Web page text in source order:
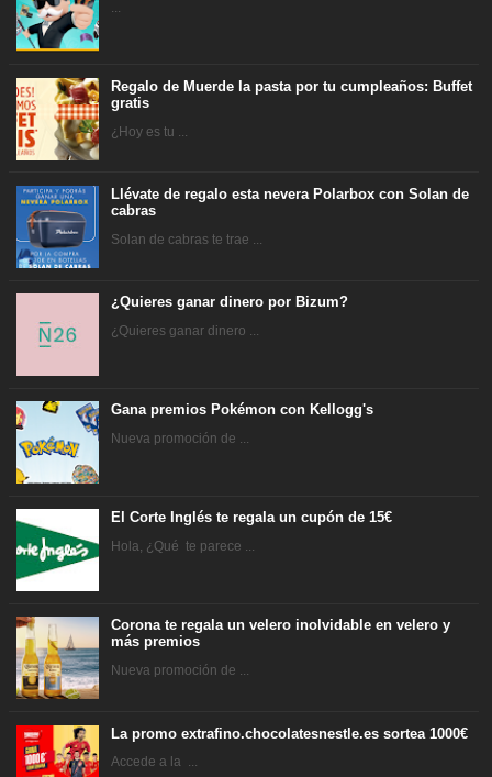
Regalo de Muerde la pasta por tu cumpleaños: Buffet
gratis
¿Hoy es tu ...
Llévate de regalo esta nevera Polarbox con Solan de
cabras
Solan de cabras te trae ...
¿Quieres ganar dinero por Bizum?
¿Quieres ganar dinero ...
Gana premios Pokémon con Kellogg's
Nueva promoción de ...
El Corte Inglés te regala un cupón de 15€
Hola, ¿Qué te parece ...
Corona te regala un velero inolvidable en velero y
más premios
Nueva promoción de ...
La promo extrafino.chocolatesnestle.es sortea 1000€
Accede a la ...